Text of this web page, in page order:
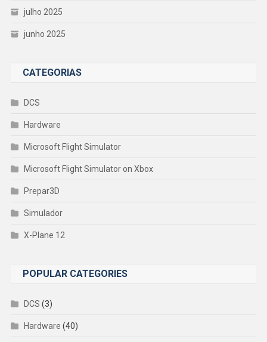
julho 2025
junho 2025
CATEGORIAS
DCS
Hardware
Microsoft Flight Simulator
Microsoft Flight Simulator on Xbox
Prepar3D
Simulador
X-Plane 12
POPULAR CATEGORIES
DCS (3)
Hardware (40)